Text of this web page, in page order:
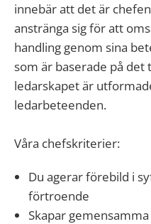
innebär att det är
anstränga sig för att
handling genom sina
som är baserade på
ledarskapet är
ledarbeteenden.
Våra chefskriterier:
Du agerar förebild i
förtroende
Skapar